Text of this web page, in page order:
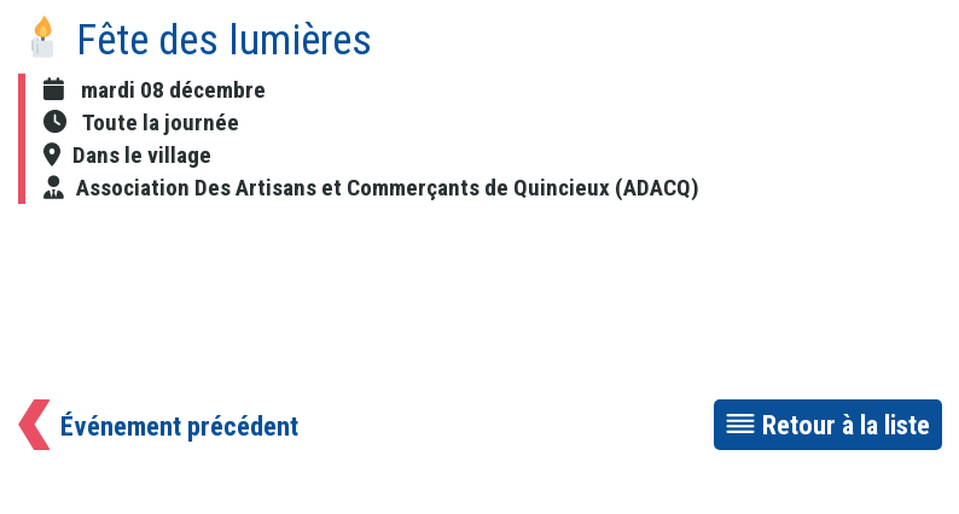
Fête des lumières
mardi 08 décembre
Toute la journée
Dans le village
Association Des Artisans et Commerçants de Quincieux (ADACQ)
Événement précédent Retour à la liste